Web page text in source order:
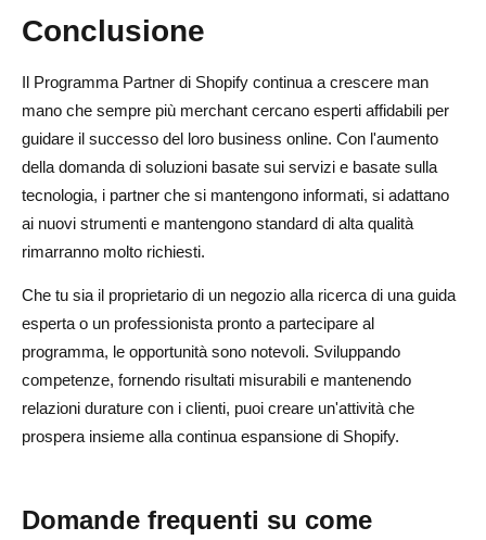
Conclusione
Il Programma Partner di Shopify continua a crescere man
mano che sempre più merchant cercano esperti affidabili per
guidare il successo del loro business online. Con l'aumento
della domanda di soluzioni basate sui servizi e basate sulla
tecnologia, i partner che si mantengono informati, si adattano
ai nuovi strumenti e mantengono standard di alta qualità
rimarranno molto richiesti.
Che tu sia il proprietario di un negozio alla ricerca di una guida
esperta o un professionista pronto a partecipare al
programma, le opportunità sono notevoli. Sviluppando
competenze, fornendo risultati misurabili e mantenendo
relazioni durature con i clienti, puoi creare un'attività che
prospera insieme alla continua espansione di Shopify.
Domande frequenti su come